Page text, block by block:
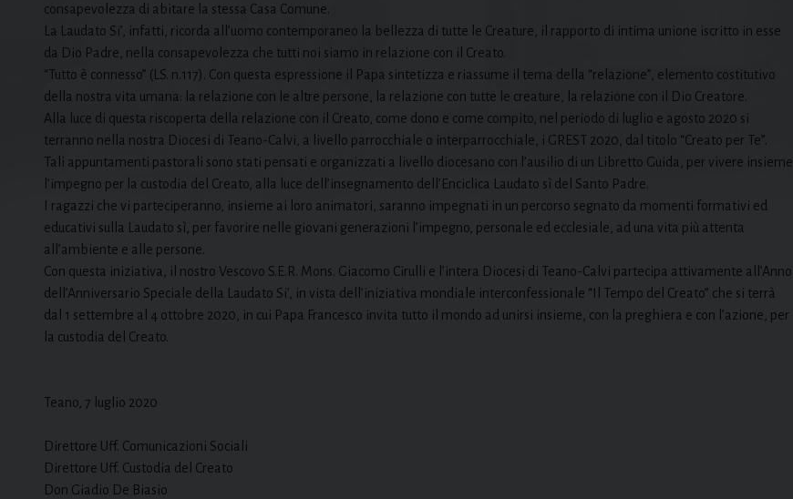
consapevolezza di abitare la stessa Casa Comune.
La Laudato Si’, infatti, ricorda all’uomo contemporaneo la bellezza di tutte le Creature, il rapporto di intima unione iscritto in esse
da Dio Padre, nella consapevolezza che tutti noi siamo in relazione con il Creato.
“Tutto è connesso” (LS. n.117). Con questa espressione il Papa sintetizza e riassume il tema della “relazione”, elemento costitutivo
della nostra vita umana: la relazione con le altre persone, la relazione con tutte le creature, la relazione con il Dio Creatore.
Alla luce di questa riscoperta della relazione con il Creato, come dono e come compito, nel periodo di luglio e agosto 2020 si
terranno nella nostra Diocesi di Teano-Calvi, a livello parrocchiale o interparrocchiale, i GREST 2020, dal titolo “Creato per Te”.
Tali appuntamenti pastorali sono stati pensati e organizzati a livello diocesano con l’ausilio di un Libretto Guida, per vivere insieme
l’impegno per la custodia del Creato, alla luce dell’insegnamento dell’Enciclica Laudato sì del Santo Padre.
I ragazzi che vi parteciperanno, insieme ai loro animatori, saranno impegnati in un percorso segnato da momenti formativi ed
educativi sulla Laudato sì, per favorire nelle giovani generazioni l’impegno, personale ed ecclesiale, ad una vita più attenta
all’ambiente e alle persone.
Con questa iniziativa, il nostro Vescovo S.E.R. Mons. Giacomo Cirulli e l’intera Diocesi di Teano-Calvi partecipa attivamente all’Anno
dell’Anniversario Speciale della Laudato Si’, in vista dell’iniziativa mondiale interconfessionale “Il Tempo del Creato” che si terrà
dal 1 settembre al 4 ottobre 2020, in cui Papa Francesco invita tutto il mondo ad unirsi insieme, con la preghiera e con l’azione, per
la custodia del Creato.
Teano, 7 luglio 2020
Direttore Uff. Comunicazioni Sociali
Direttore Uff. Custodia del Creato
Don Giadio De Biasio